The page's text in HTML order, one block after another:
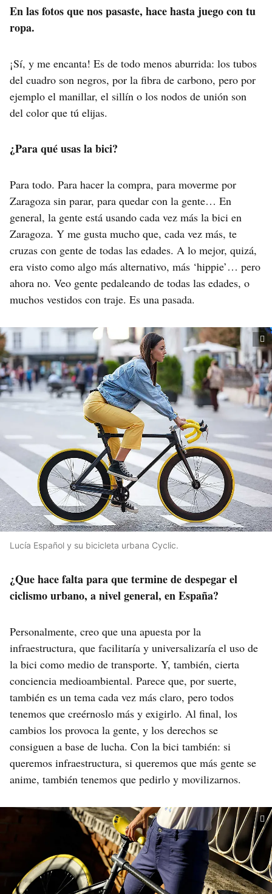
En las fotos que nos pasaste, hace hasta juego con tu
ropa.
¡Sí, y me encanta! Es de todo menos aburrida: los tubos
del cuadro son negros, por la fibra de carbono, pero por
ejemplo el manillar, el sillín o los nodos de unión son
del color que tú elijas.
¿Para qué usas la bici?
Para todo. Para hacer la compra, para moverme por
Zaragoza sin parar, para quedar con la gente… En
general, la gente está usando cada vez más la bici en
Zaragoza. Y me gusta mucho que, cada vez más, te
cruzas con gente de todas las edades. A lo mejor, quizá,
era visto como algo más alternativo, más ‘hippie’… pero
ahora no. Veo gente pedaleando de todas las edades, o
muchos vestidos con traje. Es una pasada.
Lucía Español y su bicicleta urbana Cyclic.
¿Que hace falta para que termine de despegar el
ciclismo urbano, a nivel general, en España?
Personalmente, creo que una apuesta por la
infraestructura, que facilitaría y universalizaría el uso de
la bici como medio de transporte. Y, también, cierta
conciencia medioambiental. Parece que, por suerte,
también es un tema cada vez más claro, pero todos
tenemos que creérnoslo más y exigirlo. Al final, los
cambios los provoca la gente, y los derechos se
consiguen a base de lucha. Con la bici también: si
queremos infraestructura, si queremos que más gente se
anime, también tenemos que pedirlo y movilizarnos.